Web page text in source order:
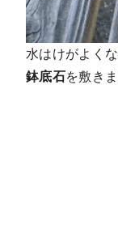
水はけがよく
鉢底石を敷きま